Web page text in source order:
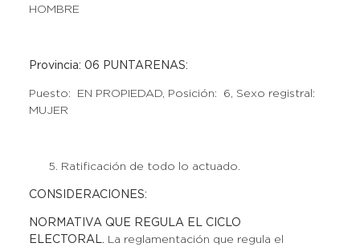
HOMBRE
Provincia: 06 PUNTARENAS:
Puesto: EN PROPIEDAD, Posición: 6, Sexo registral:
MUJER
Ratificación de todo lo actuado.
CONSIDERACIONES:
NORMATIVA QUE REGULA EL CICLO
ELECTORAL.
La reglamentación que regula el